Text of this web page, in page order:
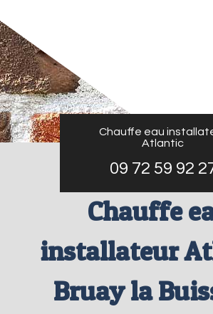
Chauffe eau
Atlantic
09 72 59 92
Chauffe
installateur
Bruay la